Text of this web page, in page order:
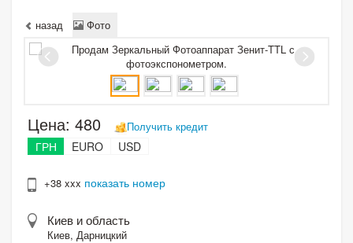
назад Фото
Цена: 480 Получить кредит
ГРН EURO USD
+38 xxx показать номер
Киев и область
Киев, Дарницкий